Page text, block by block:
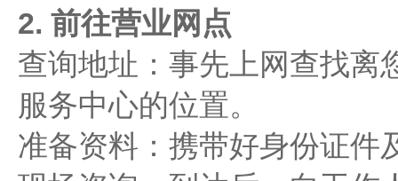
2. 前往营业网点
查询地址：事先上网查找离
服务中心的位置。
准备资料：携带好身份证件